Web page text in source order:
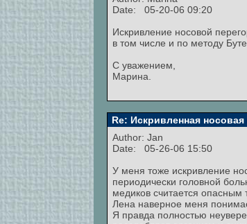
Date: 05-20-06 09:20
Искривление носовой
в том числе и по методу
С уважением,
Марина.
Re: Искривленная носовая
Author: Jan
Date: 05-26-06 15:50
У меня тоже искривление
периодически головной
медиков считается
Лена наверное меня
Я правда полностью